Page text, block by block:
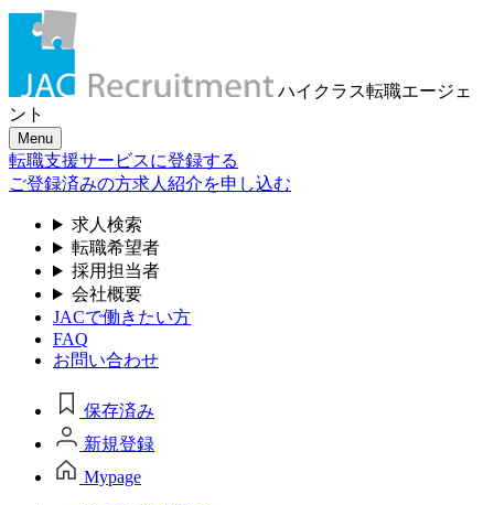
ハイクラス転職エージェ
ント
Menu
転職支援サービスに登録する
ご登録済みの方求人紹介を申し込む
求人検索
転職希望者
採用担当者
会社概要
JACで働きたい方
FAQ
お問い合わせ
保存済み
新規登録
Mypage